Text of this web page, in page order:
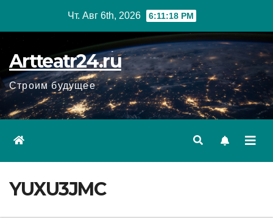
Чт. Авг 6th, 2026 6:11:19 PM
Artteatr24.ru
Строим будущее
YUXU3JMC